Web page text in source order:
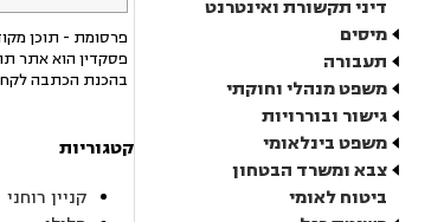
דיני תקשורת ואינטרנט
מיסים
תעבורה
משפט מנהלי וחוקתי
גישור ובוררויות
משפט בינלאומי
צבא ומשרד הבטחון
ביטוח לאומי
פרסומת - תוכן
פסקדין הוא אתר
בהכנת הכתבה לקח
קטגוריות
קניין רוחני